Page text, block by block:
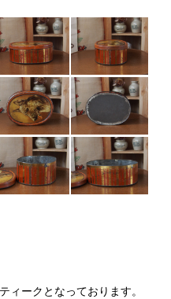
ィークとなっております。